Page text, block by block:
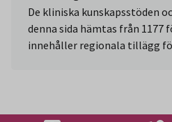
De kliniska kunskapsstöden
denna sida hämtas från 1177
innehåller regionala tillägg